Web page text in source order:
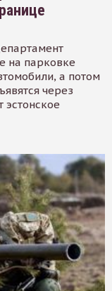
на парковке
а потом
через
эстонское